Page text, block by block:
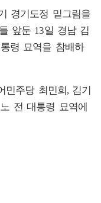
경기도정 밑그림을
앞둔 13일 경남 김
령 묘역을 참배하
주당 최민희, 김기
전 대통령 묘역에